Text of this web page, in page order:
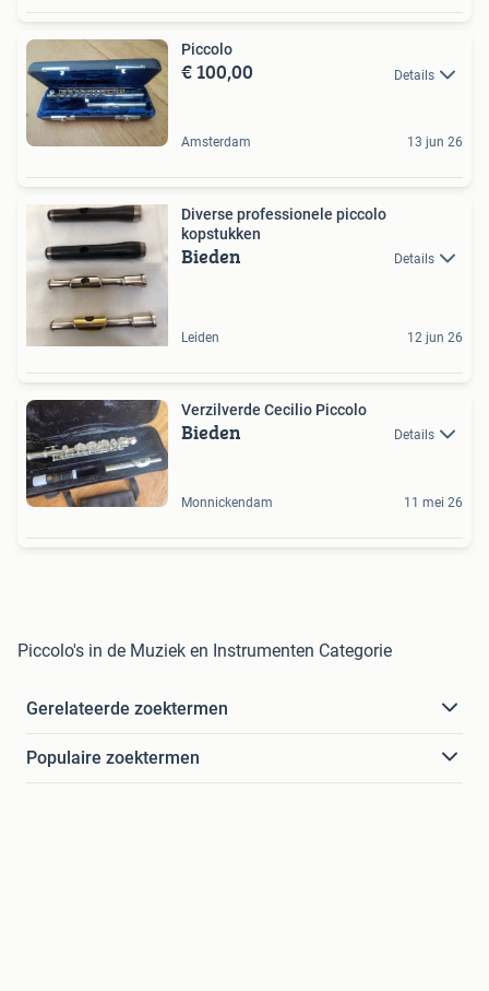
Piccolo
€ 100,00 Details
Amsterdam 13 jun 26
Diverse professionele piccolo
kopstukken
Bieden Details
Leiden 12 jun 26
Verzilverde Cecilio Piccolo
Bieden Details
Monnickendam 11 mei 26
Piccolo's in de Muziek en Instrumenten Categorie
Gerelateerde zoektermen
Populaire zoektermen